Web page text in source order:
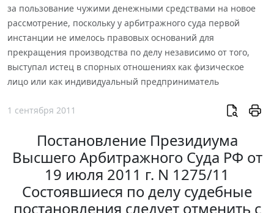
за пользование чужими денежными средствами на новое
рассмотрение, поскольку у арбитражного суда первой
инстанции не имелось правовых оснований для
прекращения производства по делу независимо от того,
выступал истец в спорных отношениях как физическое
лицо или как индивидуальный предприниматель
1 сентября 2011
Постановление Президиума
Высшего Арбитражного Суда РФ от
19 июля 2011 г. N 1275/11
Состоявшиеся по делу судебные
постановления следует отменить с